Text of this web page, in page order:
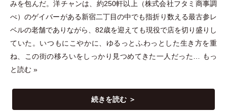
みを包んだ。洋チャンは、約250軒以上（株式会社フタミ商事調
べ）のゲイバーがある新宿二丁目の中でも指折り数える最古参レ
ベルの老舗でありながら、82歳を迎えても現役で店を切り盛りし
ていた。いつもにこやかに、ゆるっとふわっとした生き方を重
ね、この街の移ろいをしっかり見つめてきた一人だった… もっ
と読む »
続きを読む ＞